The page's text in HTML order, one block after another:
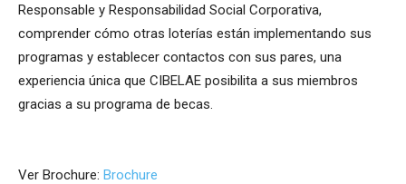
Responsable y Responsabilidad Social Corporativa,
comprender cómo otras loterías están implementando sus
programas y establecer contactos con sus pares, una
experiencia única que CIBELAE posibilita a sus miembros
gracias a su programa de becas.
Ver Brochure: Brochure